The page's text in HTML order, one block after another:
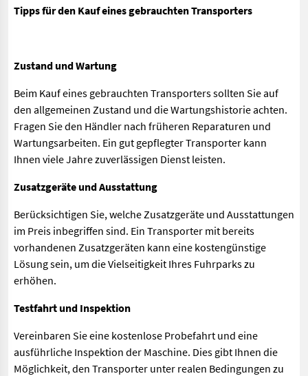
Tipps für den Kauf eines gebrauchten Transporters
Zustand und Wartung
Beim Kauf eines gebrauchten Transporters sollten Sie auf
den allgemeinen Zustand und die Wartungshistorie achten.
Fragen Sie den Händler nach früheren Reparaturen und
Wartungsarbeiten. Ein gut gepflegter Transporter kann
Ihnen viele Jahre zuverlässigen Dienst leisten.
Zusatzgeräte und Ausstattung
Berücksichtigen Sie, welche Zusatzgeräte und Ausstattungen
im Preis inbegriffen sind. Ein Transporter mit bereits
vorhandenen Zusatzgeräten kann eine kostengünstige
Lösung sein, um die Vielseitigkeit Ihres Fuhrparks zu
erhöhen.
Testfahrt und Inspektion
Vereinbaren Sie eine kostenlose Probefahrt und eine
ausführliche Inspektion der Maschine. Dies gibt Ihnen die
Möglichkeit, den Transporter unter realen Bedingungen zu